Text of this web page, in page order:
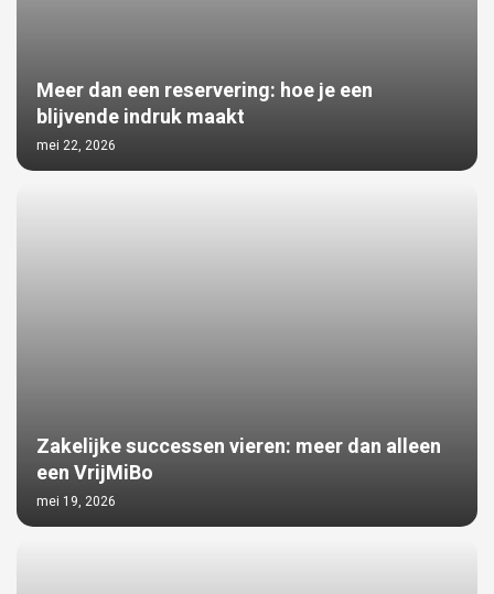
Meer dan een reservering: hoe je een
blijvende indruk maakt
mei 22, 2026
Zakelijke successen vieren: meer dan alleen
een VrijMiBo
mei 19, 2026